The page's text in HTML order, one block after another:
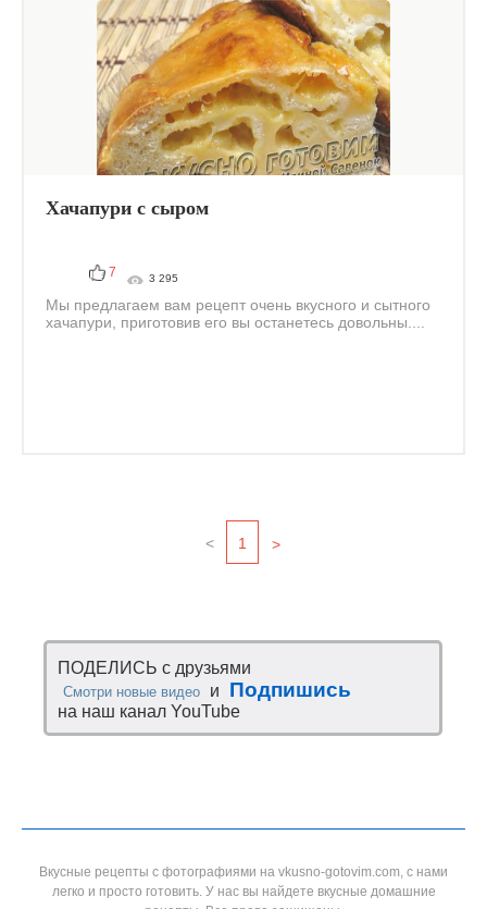
Хачапури с сыром
7 3 295
Мы предлагаем вам рецепт очень вкусного и сытного
хачапури, приготовив его вы останетесь довольны....
< 1 >
ПОДЕЛИСЬ с друзьями
Смотри новые видео и Подпишись
на наш канал YouTube
Вкусные рецепты с фотографиями на vkusno-gotovim.com, с нами
легко и просто готовить. У нас вы найдете вкусные домашние